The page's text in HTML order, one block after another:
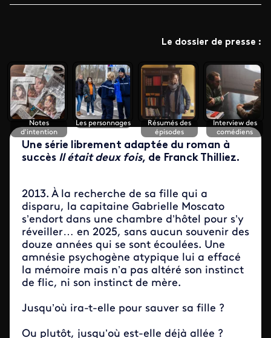
Le dossier de presse :
Notes
d'intention
Les personnages
Résumés des
épisodes
Interview des
comédiens
Une série librement adaptée du roman à
succès Il était deux fois, de Franck Thilliez.
2013. À la recherche de sa fille qui a
disparu, la capitaine Gabrielle Moscato
s’endort dans une chambre d’hôtel pour s’y
réveiller… en 2025, sans aucun souvenir des
douze années qui se sont écoulées. Une
amnésie psychogène atypique lui a effacé
la mémoire mais n’a pas altéré son instinct
de flic, ni son instinct de mère.
Jusqu’où ira-t-elle pour sauver sa fille ?
Ou plutôt, jusqu’où est-elle déjà allée ?